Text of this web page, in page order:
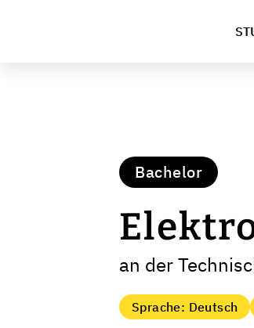
Bachelor
an der
Sprache: Deutsch